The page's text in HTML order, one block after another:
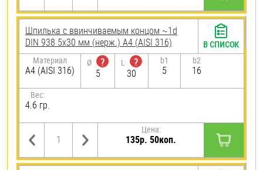
Шпилька c ввинчиваемым концом ~1d
DIN 938 5х30 мм (нерж.) A4 (AISI 316)
Материал
A4 (AISI 316)
Ø
?
5
L
?
30
b1
5
b2
16
Вес:
4.6 гр.
Цена:
135р. 50коп.
В СПИСОК